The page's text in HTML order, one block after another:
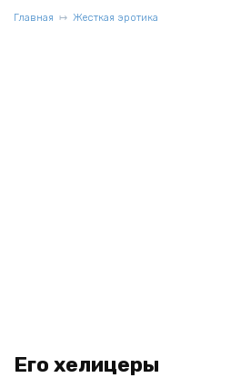
Главная Жесткая эротика
Его хелицеры